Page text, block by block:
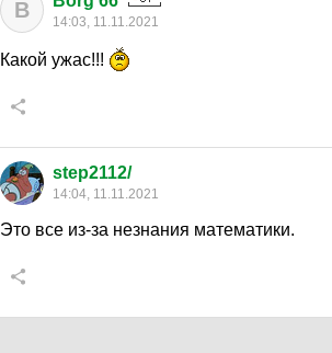
B 14:03, 11.11.2021
Какой ужас!!!
step2112/
14:04, 11.11.2021
Это все из-за незнания математики.